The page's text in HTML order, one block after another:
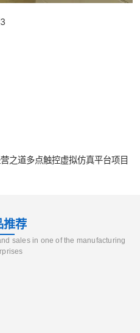
之道多点触控虚拟仿真平台项目
推荐
sales in one of the manufacturing